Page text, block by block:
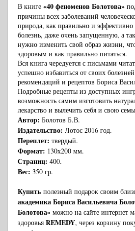
В книге «40 феноменов Болотова»
причины всех заболеваний
природа, как правильно и
болезнь, даже очень запущенную, а
нужно изменить свой образ жизни,
здоровым и как правильно питаться.
Вся книга чередуется с письмами
успешно избавиться от своих
рекомендаций и рецептов Бориса
Подробные рецепты из доступных
возможность самим изготовить
лекарство и вылечить себя и свою
Автор: Болотов Б.В.
Издательство: Лотос 2016 год.
Переплет: твердый.
Формат: 130х200 мм.
Страниц: 400.
Вес: 350 гр.
Купить полезный подарок своим
академика Бориса Васильевича
Болотова» можно на сайте интернет
здоровья REMEDY, через корзину